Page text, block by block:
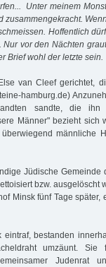
Unter meinem
Hoffentlich
vor den Nächten
Brief wohl der letzte sein.
van Cleef gerichtet,
hamburg.de)
sandte, die ihn
Männer" bezieht sich
männliche
Jüdische Gemeinde
bzw. ausgelöscht
Minsk fünf Tage später,
bestanden
umzäunt. Sie
Judenrat